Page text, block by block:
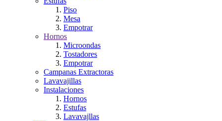
Piso
Mesa
Empotrar
Hornos
Microondas
Tostadores
Empotrar
Campanas Extractoras
Lavavajillas
Instalaciones
Hornos
Estufas
Lavavajllas